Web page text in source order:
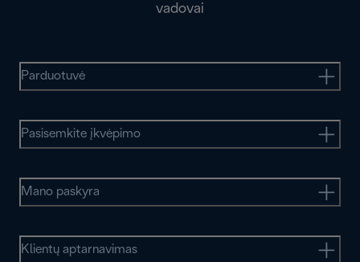
vadovai
Parduotuvė
Pasisemkite įkvėpimo
Mano paskyra
Klientų aptarnavimas